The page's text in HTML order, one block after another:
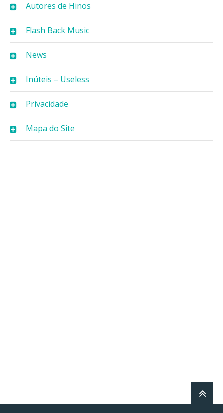
Autores de Hinos
Flash Back Music
News
Inúteis – Useless
Privacidade
Mapa do Site